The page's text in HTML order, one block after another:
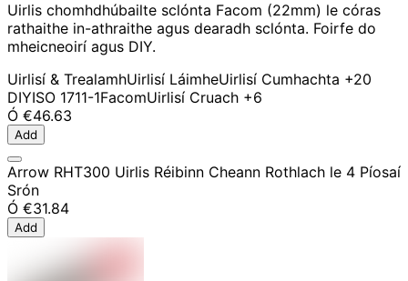
Uirlis chomhdhúbailte sclónta Facom (22mm) le córas
rathaithe in-athraithe agus dearadh sclónta. Foirfe do
mheicneoirí agus DIY.
Uirlisí & TrealamhUirlisí LáimheUirlisí Cumhachta +20
DIYISO 1711-1FacomUirlisí Cruach +6
Ó €46.63
Add
Arrow RHT300 Uirlis Réibinn Cheann Rothlach le 4 Píosaí
Srón
Ó €31.84
Add